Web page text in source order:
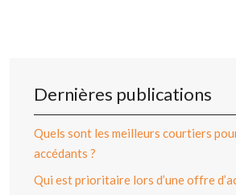
Dernières publications
Quels sont les meilleurs courtiers
accédants ?
Qui est prioritaire lors d’une offre